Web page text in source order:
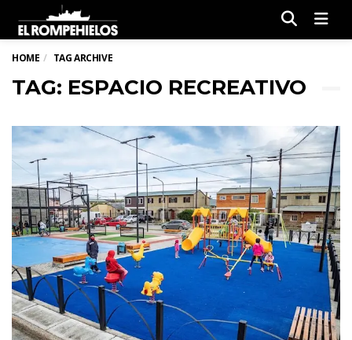
HOME TAG ARCHIVE
TAG: ESPACIO RECREATIVO